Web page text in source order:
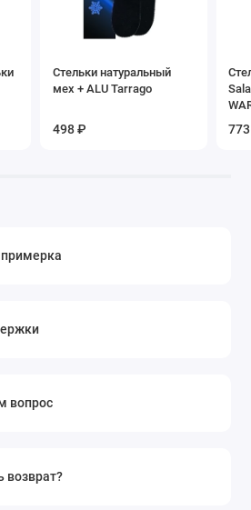
Стельки натуральный
мех + ALU Tarrago
498 ₽
вопрос
возврат?